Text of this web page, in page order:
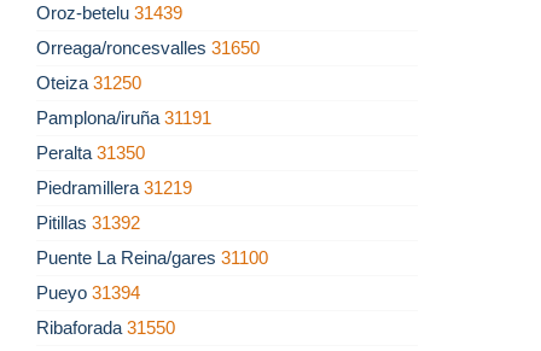
Oroz-betelu 31439
Orreaga/roncesvalles 31650
Oteiza 31250
Pamplona/iruña 31191
Peralta 31350
Piedramillera 31219
Pitillas 31392
Puente La Reina/gares 31100
Pueyo 31394
Ribaforada 31550